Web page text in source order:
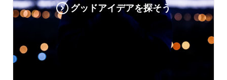
グッドアイデアを探そう